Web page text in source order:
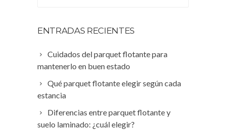
ENTRADAS RECIENTES
Cuidados del parquet flotante para
mantenerlo en buen estado
Qué parquet flotante elegir según cada
estancia
Diferencias entre parquet flotante y
suelo laminado: ¿cuál elegir?